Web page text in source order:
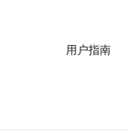
用户指南